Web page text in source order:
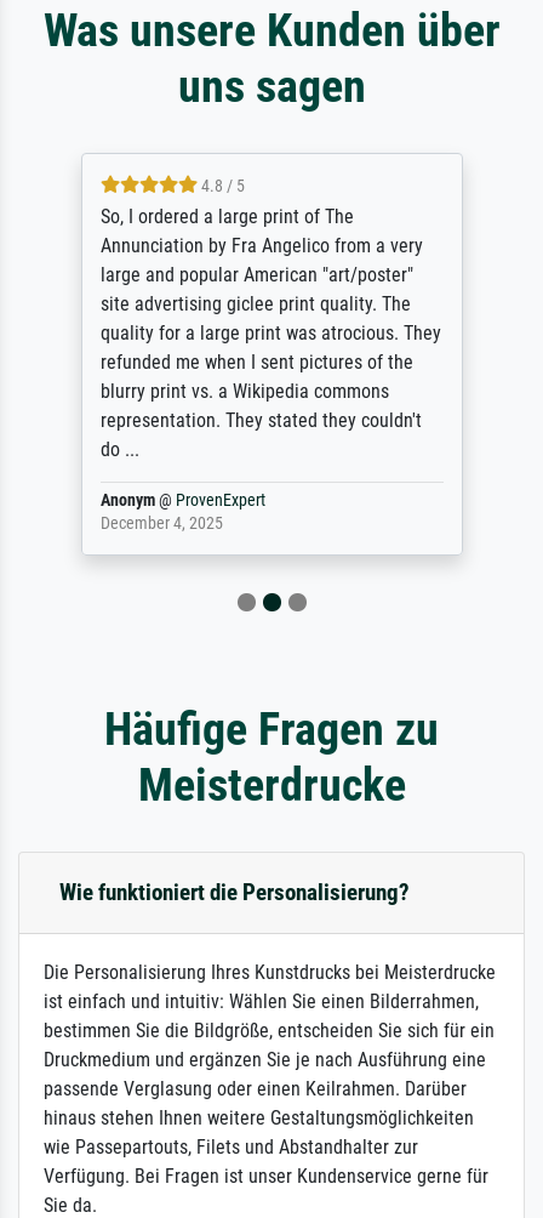
Was unsere Kunden über
uns sagen
4.8 / 5
So, I ordered a large print of The
Annunciation by Fra Angelico from a very
large and popular American "art/poster"
site advertising giclee print quality. The
quality for a large print was atrocious. They
refunded me when I sent pictures of the
blurry print vs. a Wikipedia commons
representation. They stated they couldn't
do ...
Anonym@ ProvenExpert
December 4, 2025
Häufige Fragen zu
Meisterdrucke
Wie funktioniert die Personalisierung?
Die Personalisierung Ihres Kunstdrucks bei Meisterdrucke
ist einfach und intuitiv: Wählen Sie einen Bilderrahmen,
bestimmen Sie die Bildgröße, entscheiden Sie sich für ein
Druckmedium und ergänzen Sie je nach Ausführung eine
passende Verglasung oder einen Keilrahmen. Darüber
hinaus stehen Ihnen weitere Gestaltungsmöglichkeiten
wie Passepartouts, Filets und Abstandhalter zur
Verfügung. Bei Fragen ist unser Kundenservice gerne für
Sie da.